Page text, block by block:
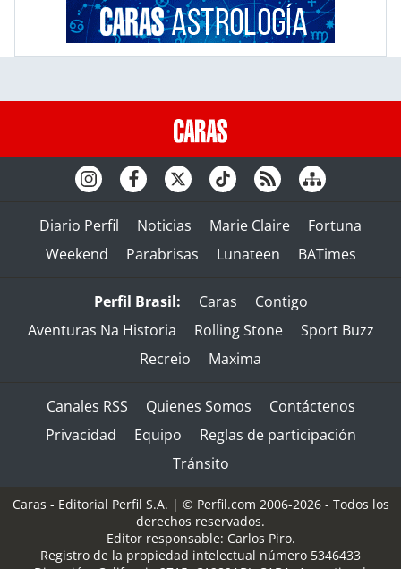
Diario Perfil Noticias Marie Claire
Fortuna
Weekend
Parabrisas Lunateen BATimes
Perfil Brasil: Caras
Contigo
Aventuras Na Historia
Rolling Stone
Sport Buzz
Recreio
Maxima
Canales RSS Quienes Somos
Contáctenos
Privacidad
Equipo
Reglas de participación
Tránsito
Caras - Editorial Perfil S.A. | © Perfil.com 2006-2026 - Todos los
derechos reservados.
Editor responsable: Carlos Piro.
Registro de la propiedad intelectual número 5346433